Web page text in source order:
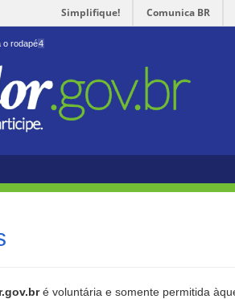
Simplifique! Comunica BR
o rodapé4
é voluntária e somente permitida